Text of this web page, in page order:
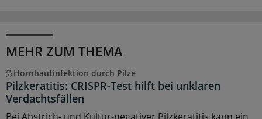
MEHR ZUM THEMA
Hornhautinfektion durch Pilze
Pilzkeratitis: CRISPR-Test hilft bei unklaren
Verdachtsfällen